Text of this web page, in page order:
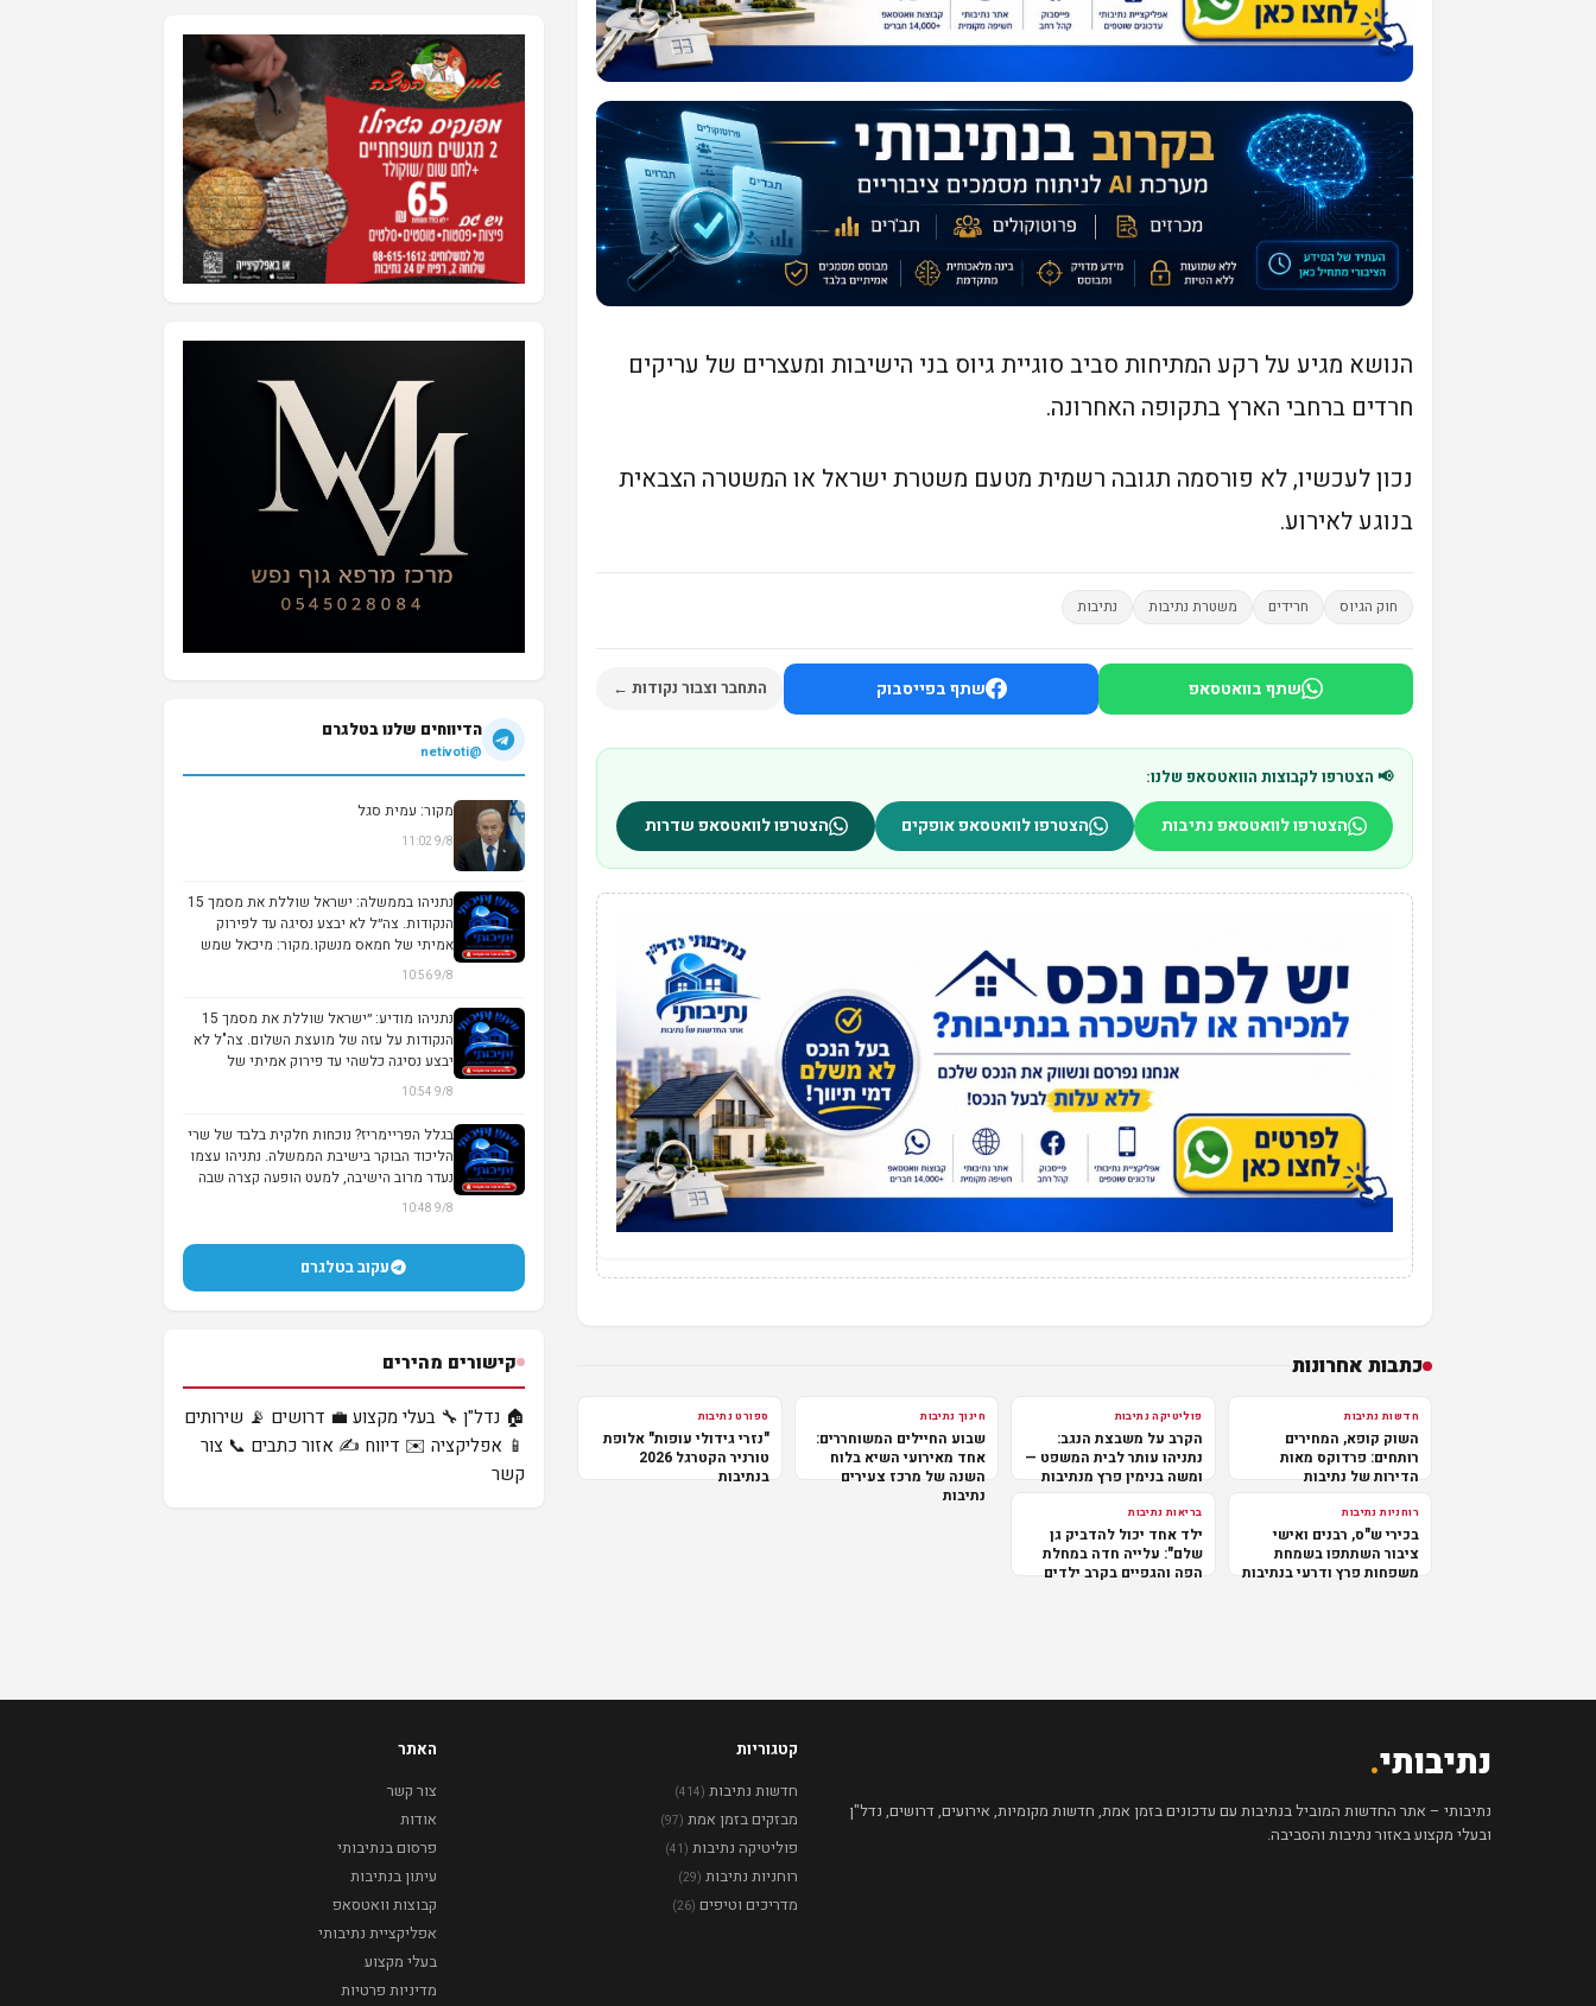
הנושא מגיע על רקע המתיחות סביב סוגיית גיוס בני הישיבות ומעצרים של עריקים
חרדים ברחבי הארץ בתקופה האחרונה.
נכון לעכשיו, לא פורסמה תגובה רשמית מטעם משטרת ישראל או המשטרה הצבאית
בנוגע לאירוע.
חוק הגיוס חרידים משטרת נתיבות נתיבות
שתף בוואטסאפ שתף בפייסבוק התחבר וצבור נקודות ←
📢 הצטרפו לקבוצות הוואטסאפ שלנו:
הצטרפו לוואטסאפ נתיבות הצטרפו לוואטסאפ אופקים הצטרפו לוואטסאפ שדרות
כתבות אחרונות
חדשות נתיבות
השוק קופא, המחירים
רותחים: פרדוקס מאות
הדירות של נתיבות
פוליטיקה נתיבות
הקרב על משבצת הנגב:
נתניהו עותר לבית המשפט —
ומשה בנימין פרץ מנתיבות
חינוך נתיבות
שבוע החיילים המשוחררים:
אחד מאירועי השיא בלוח
השנה של מרכז צעירים
נתיבות
ספורט נתיבות
"נזרי גידולי עופות" אלופת
טורניר הקטרגל 2026
בנתיבות
רוחניות נתיבות
בכירי ש"ס, רבנים ואישי
ציבור השתתפו בשמחת
משפחות פרץ ודרעי בנתיבות
בריאות נתיבות
ילד אחד יכול להדביק גן
שלם": עלייה חדה במחלת
הפה והגפיים בקרב ילדים
הדיווחים שלנו בטלגרם
@netivoti
▶
מקור: עמית סגל
9/8 11:02
נתניהו בממשלה: ישראל שוללת את מסמך 15
הנקודות. צה״ל לא יבצע נסיגה עד לפירוק
אמיתי של חמאס מנשקו.מקור: מיכאל שמש
9/8 10:56
נתניהו מודיע: ״ישראל שוללת את מסמך 15
הנקודות על עזה של מועצת השלום. צה"ל לא
יבצע נסיגה כלשהי עד פירוק אמיתי של
החמאס מנ...
9/8 10:54
בגלל הפריימריז? נוכחות חלקית בלבד של שרי
הליכוד הבוקר בישיבת הממשלה. נתניהו עצמו
נעדר מרוב הישיבה, למעט הופעה קצרה שבה
נ...
9/8 10:48
עקוב בטלגרם
קישורים מהירים
🏠 נדל"ן 🔧 בעלי מקצוע 💼 דרושים 📡 שירותים
📱 אפליקציה ✉️ דיווח ✍️ אזור כתבים 📞 צור
קשר
נתיבותי.
נתיבותי – אתר החדשות המוביל בנתיבות עם עדכונים בזמן אמת, חדשות מקומיות, אירועים, דרושים, נדל"ן
ובעלי מקצוע באזור נתיבות והסביבה.
קטגוריות
חדשות נתיבות (414)
מבזקים בזמן אמת (97)
פוליטיקה נתיבות (41)
רוחניות נתיבות (29)
מדריכים וטיפים (26)
האתר
צור קשר
אודות
פרסום בנתיבותי
עיתון בנתיבות
קבוצות וואטסאפ
אפליקציית נתיבותי
בעלי מקצוע
מדיניות פרטיות